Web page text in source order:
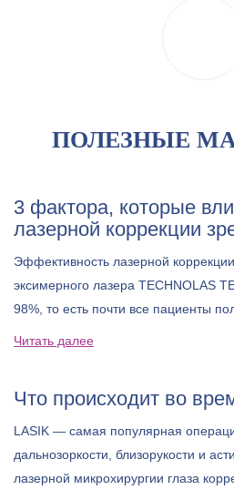
ПОЛЕЗНЫЕ
3 фактора, которые
лазерной коррекции
Эффективность лазерной
эксимерного лазера TECHNOLAS
98%, то есть почти все пациенты
Читать далее
Что происходит во
LASIK — самая популярная
дальнозоркости, близорукости и
лазерной микрохирургии глаза